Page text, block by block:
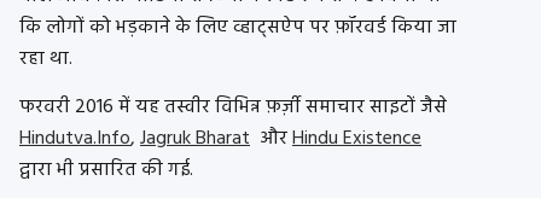
कि लोगों को भड़काने के लिए व्हाट्सऐप पर फ़ॉरवर्ड किया जा
रहा था.
फरवरी 2016 में यह तस्वीर विभिन्न फ़र्ज़ी समाचार साइटों जैसे
Hindutva.Info,Jagruk Bharat औरHindu Existence
द्वारा भी प्रसारित की गई.